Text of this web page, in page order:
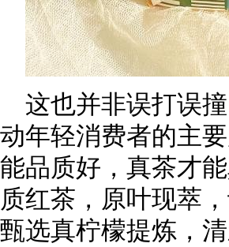
这也并非误打误
动年轻消费者的主
能品质好，真茶才
质红茶，原叶现萃
甄选真柠檬提炼，